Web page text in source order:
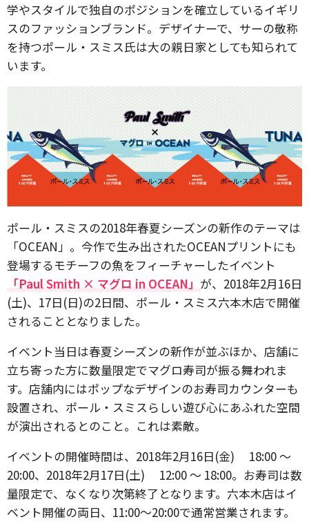
学やスタイルで独自のポジションを確立しているイギリ
スのファッションブランド。デザイナーで、サーの敬称
を持つポール・スミス氏は大の親日家としても知られて
います。
ポール・スミスの2018年春夏シーズンの新作のテーマは
「OCEAN」。今作で生み出されたOCEANプリントにも
登場するモチーフの魚をフィーチャーしたイベント
「Paul Smith × マグロ in OCEAN」 が、2018年2月16日
(土)、17日(日)の2日間、ポール・スミス六本木店で開催
されることとなりました。
イベント当日は春夏シーズンの新作が並ぶほか、店舗に
立ち寄った方に数量限定でマグロ寿司が振る舞われま
す。店舗内にはポップなデザインのお寿司カウンターも
設置され、ポール・スミスらしい遊び心にあふれた空間
が演出されるとのこと。これは素敵。
イベントの開催時間は、2018年2月16日(金) 18:00 ～
20:00、2018年2月17日(土) 12:00 ～ 18:00。お寿司は数
量限定で、なくなり次第終了となります。六本木店はイ
ベント開催の両日、11:00〜20:00で通常営業されます。